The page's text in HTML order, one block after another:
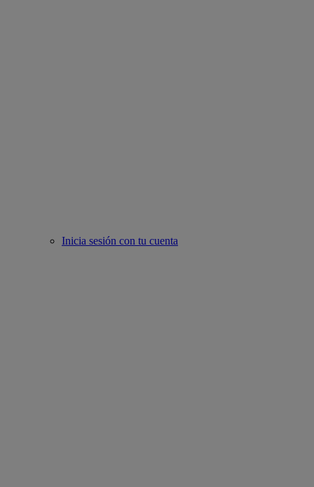
Inicia sesión con tu cuenta